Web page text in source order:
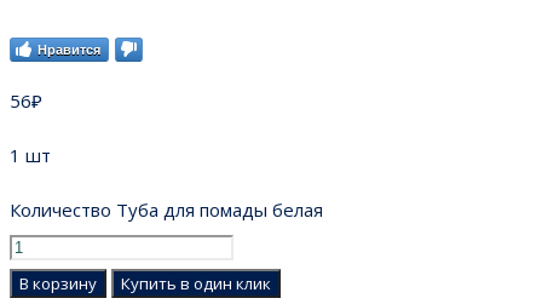
Нравится
56₽
1 шт
Количество Туба для помады белая
В корзину Купить в один клик